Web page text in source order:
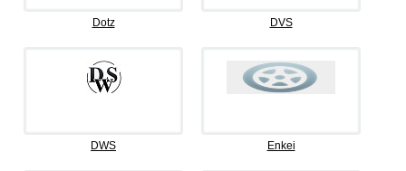
Dotz DVS
DWS Enkei